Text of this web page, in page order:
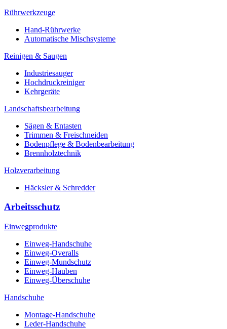
Rührwerkzeuge
Hand-Rührwerke
Automatische Mischsysteme
Reinigen & Saugen
Industriesauger
Hochdruckreiniger
Kehrgeräte
Landschaftsbearbeitung
Sägen & Entasten
Trimmen & Freischneiden
Bodenpflege & Bodenbearbeitung
Brennholztechnik
Holzverarbeitung
Häcksler & Schredder
Arbeitsschutz
Einwegprodukte
Einweg-Handschuhe
Einweg-Overalls
Einweg-Mundschutz
Einweg-Hauben
Einweg-Überschuhe
Handschuhe
Montage-Handschuhe
Leder-Handschuhe